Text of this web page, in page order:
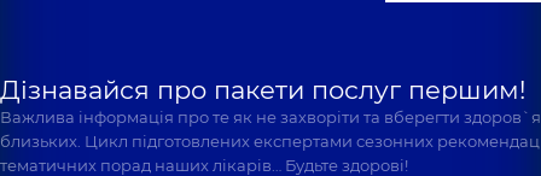
Дізнавайся про пакети послуг першим!
Важлива інформація про те як не захворіти та вберегти
близьких. Цикл підготовлених експертами сезонних
тематичних порад наших лікарів… Будьте здорові!